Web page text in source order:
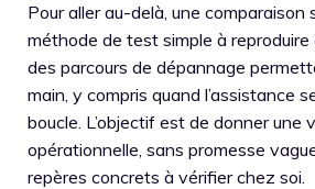
Pour aller au-delà, une comparaison
méthode de test simple à reproduire
des parcours de dépannage
main, y compris quand l’assistance
boucle. L’objectif est de donner une
opérationnelle, sans promesse
repères concrets à vérifier chez soi.